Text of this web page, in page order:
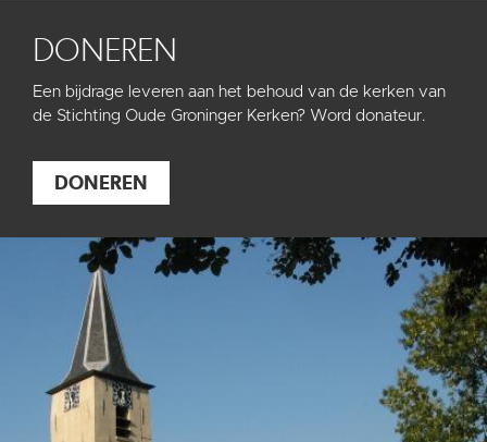
DONEREN
Een bijdrage leveren aan het behoud van de kerken van
de Stichting Oude Groninger Kerken? Word donateur.
DONEREN